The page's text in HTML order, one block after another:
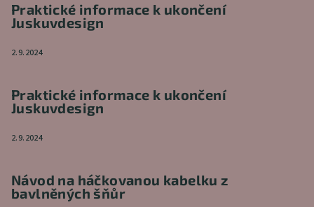
Praktické informace k ukončení
Juskuvdesign
2.9.2024
Praktické informace k ukončení
Juskuvdesign
2.9.2024
Návod na háčkovanou kabelku z
bavlněných šňůr